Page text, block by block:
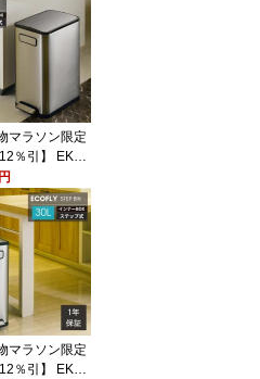
マラソン限定
％引】 EKO
20リットル E
ル 足踏み 大
ステンレス
開き ふた付き
ステップビン
ダストボックス
円
マラソン限定
％引】 EKO